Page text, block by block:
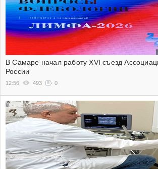
В Самаре начал работу XVI съезд
России
12:56 493 0